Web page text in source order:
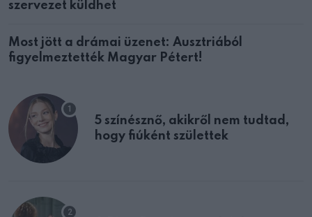
szervezet küldhet
Most jött a drámai üzenet: Ausztriából
figyelmeztették Magyar Pétert!
5 színésznő, akikről nem tudtad,
hogy fiúként születtek